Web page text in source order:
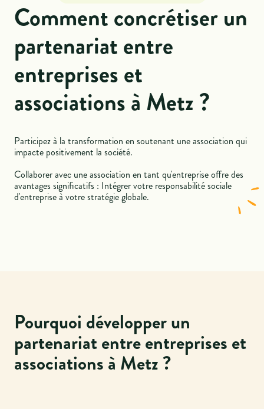
Comment concrétiser un
partenariat entre
entreprises et
associations à Metz ?
Participez à la transformation en soutenant une association qui
impacte positivement la société.
Collaborer avec une association en tant qu'entreprise offre des
avantages significatifs : Intégrer votre responsabilité sociale
d'entreprise à votre stratégie globale.
Pourquoi développer un
partenariat entre entreprises et
associations à Metz ?